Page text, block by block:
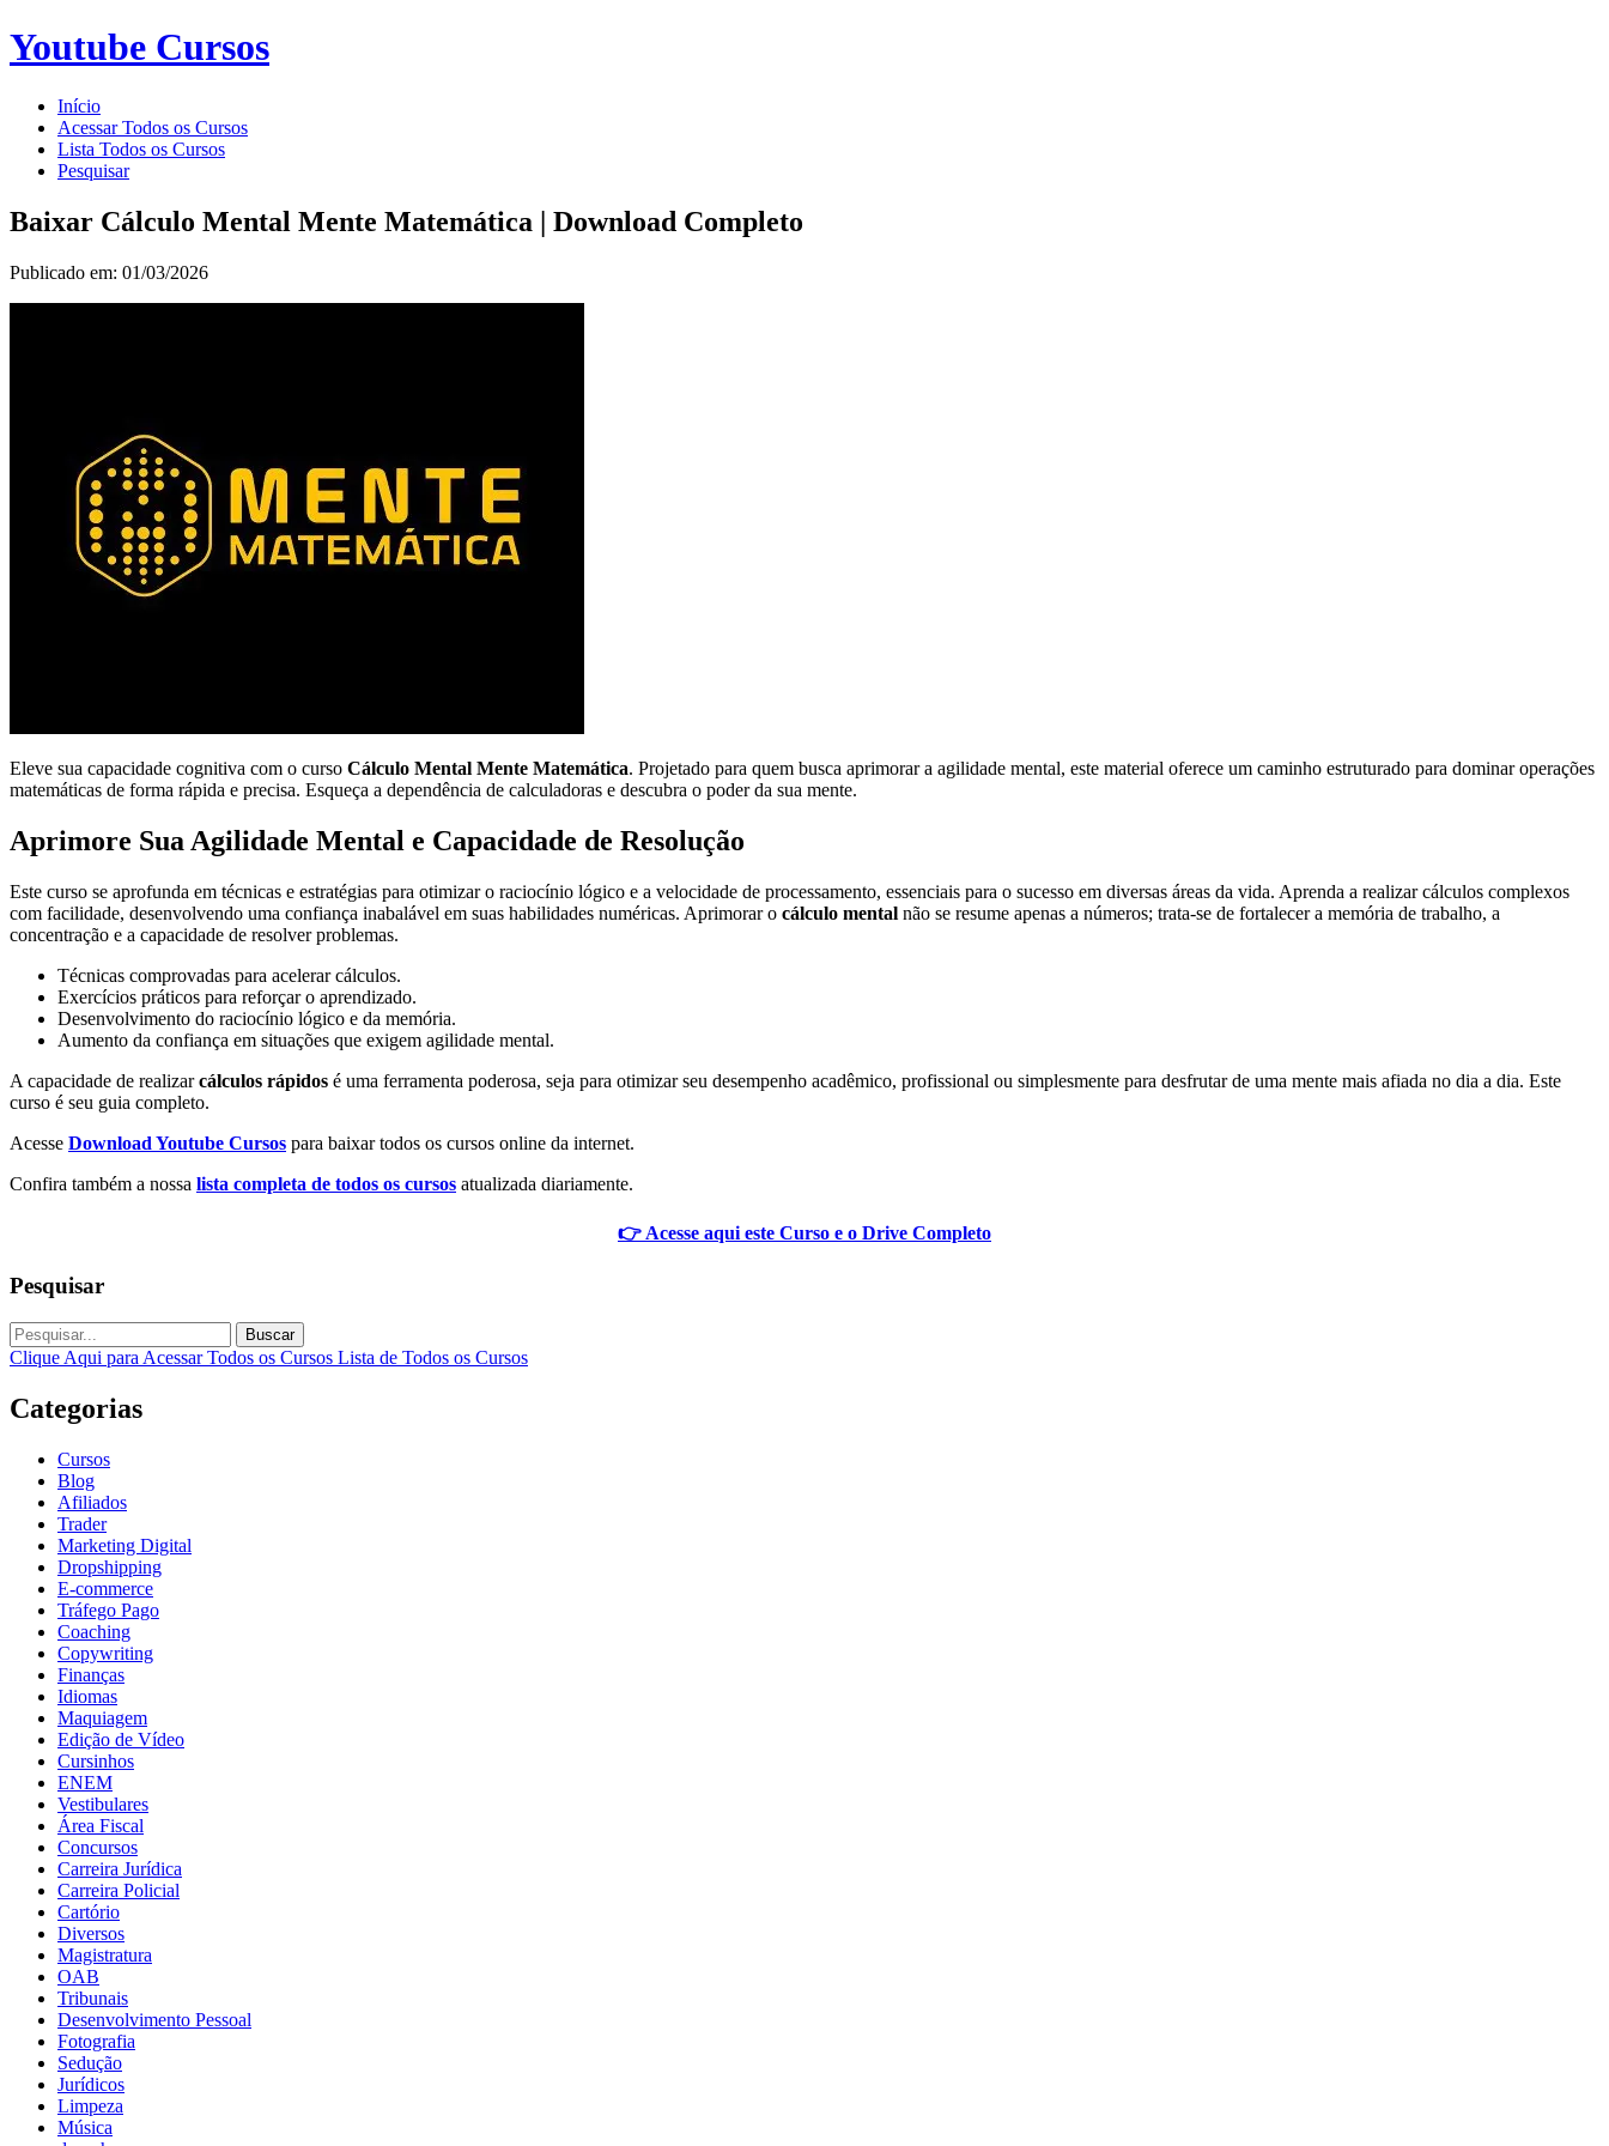
Youtube Cursos
Início
Acessar Todos os Cursos
Lista Todos os Cursos
Pesquisar
Baixar Cálculo Mental Mente Matemática | Download Completo
Publicado em: 01/03/2026
Eleve sua capacidade cognitiva com o curso Cálculo Mental Mente Matemática. Projetado para quem busca aprimorar a agilidade mental, este material oferece um caminho estruturado para dominar operações
matemáticas de forma rápida e precisa. Esqueça a dependência de calculadoras e descubra o poder da sua mente.
Aprimore Sua Agilidade Mental e Capacidade de Resolução
Este curso se aprofunda em técnicas e estratégias para otimizar o raciocínio lógico e a velocidade de processamento, essenciais para o sucesso em diversas áreas da vida. Aprenda a realizar cálculos complexos
com facilidade, desenvolvendo uma confiança inabalável em suas habilidades numéricas. Aprimorar o cálculo mental não se resume apenas a números; trata-se de fortalecer a memória de trabalho, a
concentração e a capacidade de resolver problemas.
Técnicas comprovadas para acelerar cálculos.
Exercícios práticos para reforçar o aprendizado.
Desenvolvimento do raciocínio lógico e da memória.
Aumento da confiança em situações que exigem agilidade mental.
A capacidade de realizarcálculos rápidos é uma ferramenta poderosa, seja para otimizar seu desempenho acadêmico, profissional ou simplesmente para desfrutar de uma mente mais afiada no dia a dia. Este
curso é seu guia completo.
Acesse Download Youtube Cursos para baixar todos os cursos online da internet.
Confira também a nossa lista completa de todos os cursos atualizada diariamente.
👉 Acesse aqui este Curso e o Drive Completo
Pesquisar
Buscar
Clique Aqui para Acessar Todos os Cursos Lista de Todos os Cursos
Categorias
Cursos
Blog
Afiliados
Trader
Marketing Digital
Dropshipping
E-commerce
Tráfego Pago
Coaching
Copywriting
Finanças
Idiomas
Maquiagem
Edição de Vídeo
Cursinhos
ENEM
Vestibulares
Área Fiscal
Concursos
Carreira Jurídica
Carreira Policial
Cartório
Diversos
Magistratura
OAB
Tribunais
Desenvolvimento Pessoal
Fotografia
Sedução
Jurídicos
Limpeza
Música